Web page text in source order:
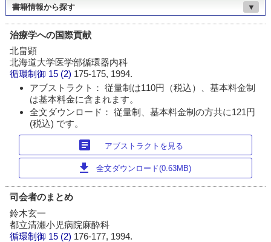
書籍情報から探す ▼
治療学への国際貢献
北畠顕
北海道大学医学部循環器内科
循環制御 15 (2) 175-175, 1994.
アブストラクト： 従量制は110円（税込）、基本料金制
は基本料金に含まれます。
全文ダウンロード： 従量制、基本料金制の方共に121円
(税込) です。
article アブストラクトを見る
download 全文ダウンロード(0.63MB)
司会者のまとめ
鈴木玄一
都立清瀬小児病院麻酔科
循環制御 15 (2) 176-177, 1994.